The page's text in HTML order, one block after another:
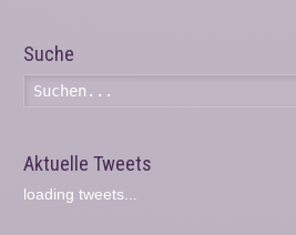
Suche
Aktuelle Tweets
loading tweets...